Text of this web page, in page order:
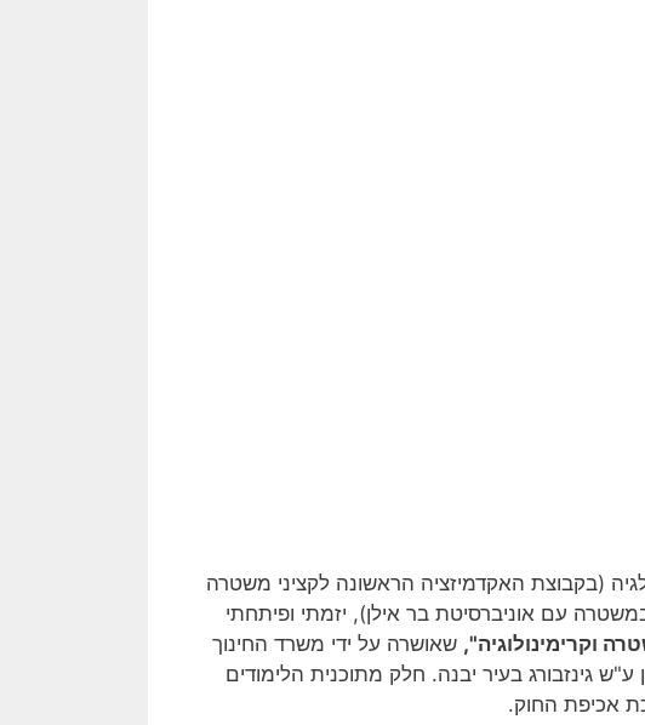
(בקבוצת האקדמיזציה הראשונה לקציני משטרה
עם אוניברסיטת בר אילן), יזמתי ופיתחתי
וקרימינולוגיה", שאושרה על ידי משרד החינוך
ע"ש גינזבורג בעיר יבנה. חלק מתוכנית הלימודים
אכיפת החוק.